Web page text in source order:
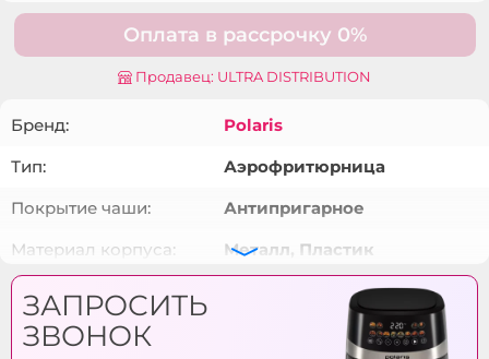
Оплата в рассрочку 0%
Продавец: ULTRA DISTRIBUTION
Бренд:
Polaris
Тип:
Аэрофритюрница
Покрытие чаши:
Антипригарное
Материал корпуса:
Металл, Пластик
Цвет:
Переключатели
ЗАПРОСИТЬ
ЗВОНОК